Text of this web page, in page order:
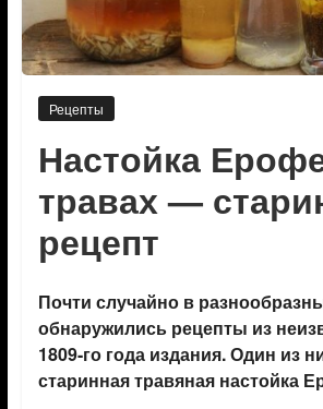
Рецепты
Настойка
травах —
рецепт
Почти случайно в
обнаружились рецепты из
1809-го года издания. Один из
старинная травяная настойка